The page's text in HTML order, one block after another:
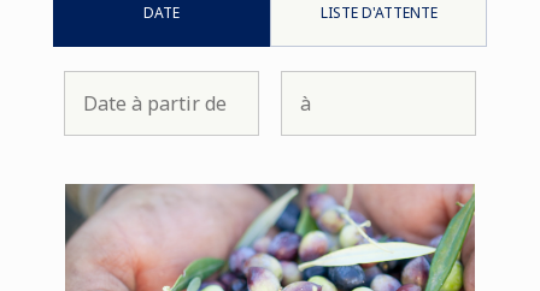
DATE LISTE D'ATTENTE